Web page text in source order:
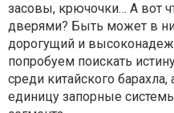
засовы, крючочки… А вот
дверями? Быть может в
дорогущий и
попробуем поискать
среди китайского
единицу запорные